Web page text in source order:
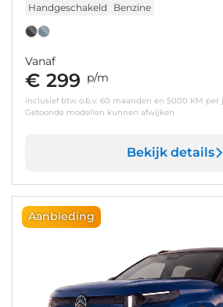
Handgeschakeld
Benzine
Vanaf
€ 299 p/m
inclusief btw o.b.v. 60 maanden en 5000 KM per
Getoonde modellen kunnen afwijken
Bekijk details
Aanbieding